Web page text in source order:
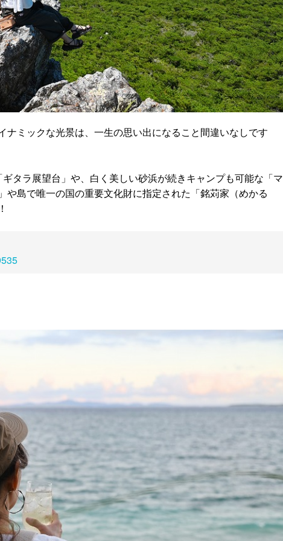
ミックな光景は、一生の思い出になること間違いなしです
タラ展望台」や、白く美しい砂浜が続きキャンプも可能な「マ
島で唯一の国の重要文化財に指定された「銘苅家（めかる